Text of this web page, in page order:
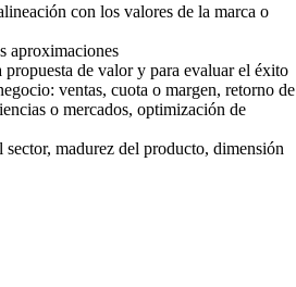
con los valores de la marca o
aproximaciones
de valor y para evaluar el éxito
ventas, cuota o margen, retorno de
o mercados, optimización de
madurez del producto, dimensión